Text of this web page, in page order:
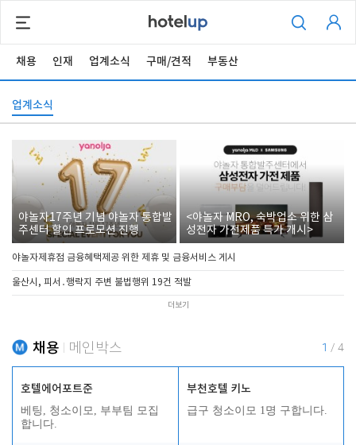
채용 인재 업계소식 구매/견적 부동산
업계소식
야놀자17주년 기념 야놀자 통합발
주센터 할인 프로모션 진행
<야놀자 MRO, 숙박업소 위한 삼
성전자 가전제품 특가 개시>
야놀자제휴점 금융혜택제공 위한 제휴 및 금융서비스 게시
울산시, 피서․행락지 주변 불법행위 19건 적발
더보기
채용 메인박스 1 / 4
호텔에어포트준
베팅, 청소이모, 부부팀 모집
합니다.
부천호텔 키노
급구 청소이모 1명 구합니다.